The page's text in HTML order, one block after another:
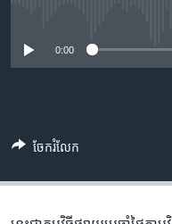
រចនា
ចូល​
កម្មវិធីទាំងអស់
បណ្តាញ​សង្គម
0:00
ចែករំលែក